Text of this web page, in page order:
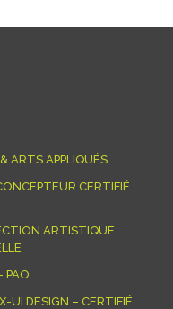
ARTS APPLIQUÉS
CERTIFIÉ
ARTISTIQUE
PAO
UI DESIGN – CERTIFIÉ